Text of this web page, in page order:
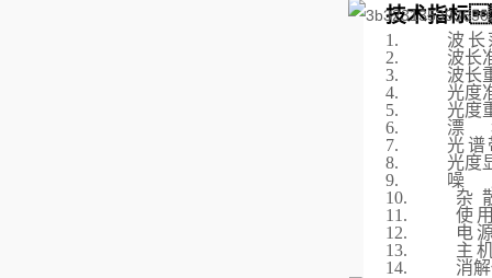
技术指
1.
波长
2.
波长
3.
波长
4.
光度
5.
光度
6.
漂
7.
光谱
8.
光度
9.
噪
10.
杂
11.
使
12.
电
13.
主
14.
消